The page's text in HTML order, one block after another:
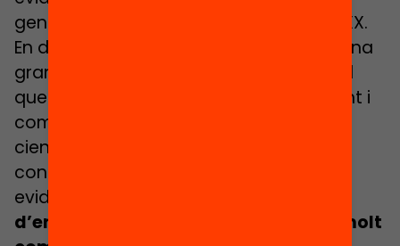
generalitzada fins a principis del segle XX.
En definitiva, penso que tenim davant una
gran oportunitat de fer un pas similar al
que va fer la medicina en el seu moment i
començar a incorporar el coneixement
científic com una eina fonamental per
contribuir a la pràctica educativa. És
evident que
d’ensenyament i aprenentatge són molt